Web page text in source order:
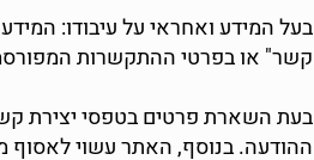
בעל המידע ואחראי על עיבודו:
קשר" או בפרטי ההתקשרות
בעת השארת פרטים בטפסי יצירת